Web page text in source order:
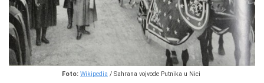
Foto: Wikipedia / Sahrana vojvode Putnika u Nici